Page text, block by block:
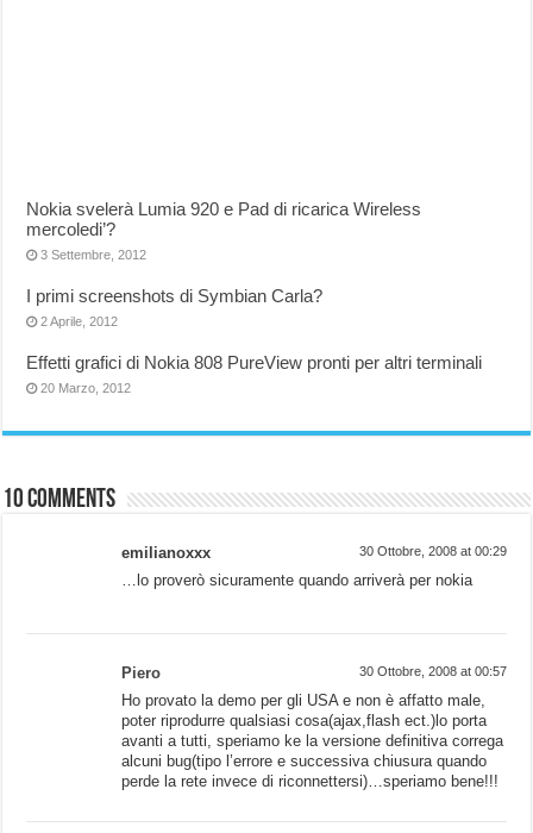
Nokia svelerà Lumia 920 e Pad di ricarica Wireless
mercoledi’?
3 Settembre, 2012
I primi screenshots di Symbian Carla?
2 Aprile, 2012
Effetti grafici di Nokia 808 PureView pronti per altri terminali
20 Marzo, 2012
10 comments
emilianoxxx 30 Ottobre, 2008 at 00:29
…lo proverò sicuramente quando arriverà per nokia
Piero 30 Ottobre, 2008 at 00:57
Ho provato la demo per gli USA e non è affatto male,
poter riprodurre qualsiasi cosa(ajax,flash ect.)lo porta
avanti a tutti, speriamo ke la versione definitiva correga
alcuni bug(tipo l’errore e successiva chiusura quando
perde la rete invece di riconnettersi)…speriamo bene!!!